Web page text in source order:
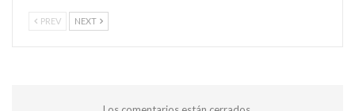
PREV NEXT